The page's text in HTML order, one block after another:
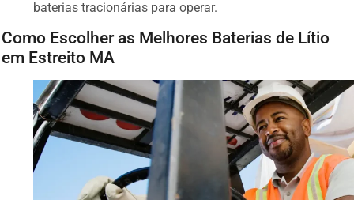
baterias tracionárias para operar.
Como Escolher as Melhores Baterias de Lítio
em Estreito MA